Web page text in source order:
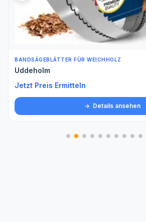
BANDSÄGEBLÄTTER FÜR WEICHHOLZ
Uddeholm
Jetzt Preis Ermitteln
Details ansehen